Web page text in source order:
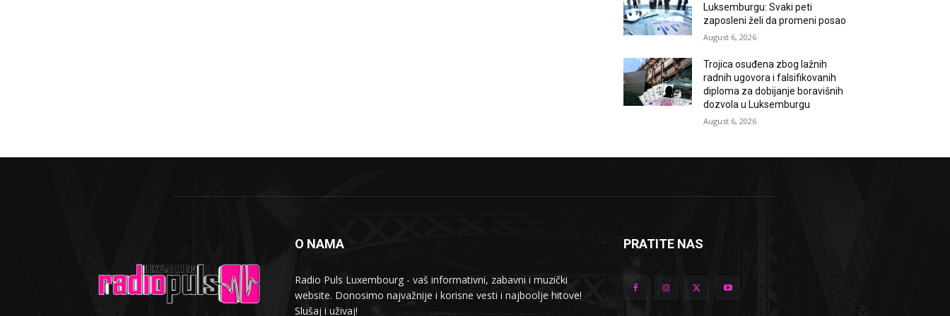
Luksemburgu: Svaki peti
zaposleni želi da promeni posao
August 6, 2026
Trojica osuđena zbog lažnih
radnih ugovora i falsifikovanih
diploma za dobijanje boravišnih
dozvola u Luksemburgu
August 6, 2026
O NAMA
Radio Puls Luxembourg - vaš informativni, zabavni i muzički
website. Donosimo najvažnije i korisne vesti i najboolje hitove!
Slušaj i uživaj!
PRATITE NAS